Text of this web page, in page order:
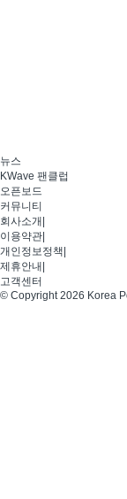
뉴스
KWave 팬클럽
오픈보드
커뮤니티
회사소개
이용약관
개인정보정책
제휴안내
고객센터
© Copyright 2026 Korea